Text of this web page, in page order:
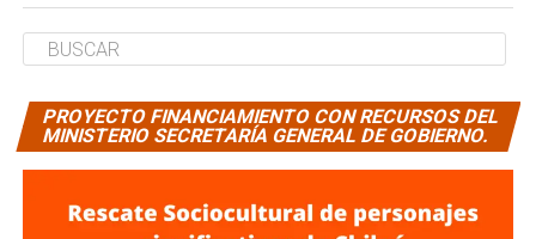
PROYECTO FINANCIAMIENTO CON RECURSOS DEL
MINISTERIO SECRETARÍA GENERAL DE GOBIERNO.